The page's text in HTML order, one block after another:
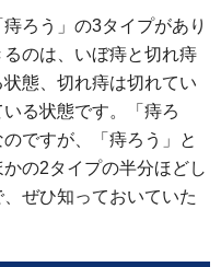
ろう」の3タイプがあり
のは、いぼ痔と切れ痔
態、切れ痔は切れてい
る状態です。「痔ろ
ですが、「痔ろう」と
の2タイプの半分ほどし
ぜひ知っておいていた